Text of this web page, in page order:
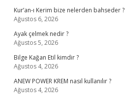
Kur’an-ı Kerim bize nelerden bahseder ?
Ağustos 6, 2026
Ayak çelmek nedir ?
Ağustos 5, 2026
Bilge Kağan Etil kimdir ?
Ağustos 4, 2026
ANEW POWER KREM nasıl kullanılır ?
Ağustos 4, 2026